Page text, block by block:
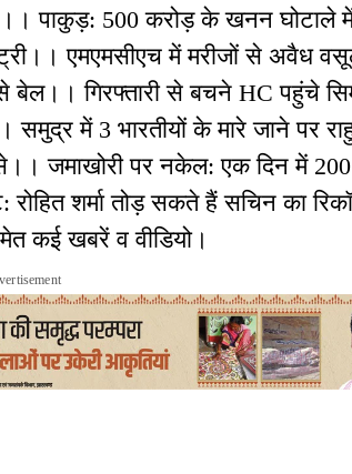
पाकुड़: 500 करोड़ के खनन घोटाले
एमएमसीएच में मरीजों से अवैध
गिरफ्तारी से बचने HC पहुंचे
समुद्र में 3 भारतीयों के मारे जाने पर
जमाखोरी पर नकेल: एक दिन में
शर्मा तोड़ सकते हैं सचिन का
कई खबरें व वीडियो।